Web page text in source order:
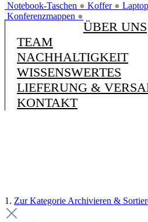
Notebook-Taschen ● Koffer ●
Konferenzmappen ●
ÜBER UNS
TEAM
NACHHALTIGKEIT
WISSENSWERTES
LIEFERUNG &
KONTAKT
1. Zur Kategorie Archivieren &